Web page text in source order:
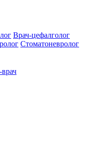
Врач-цефалголог
Стоматоневролог